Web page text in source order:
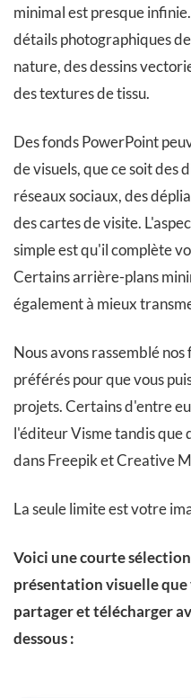
minimal est presque
détails photographiques
nature, des dessins
des textures de tissu.
Des fonds PowerPoint
de visuels, que ce soit des
réseaux sociaux, des
des cartes de visite.
simple est qu'il complète
Certains arrière-plans
également à mieux
Nous avons rassemblé
préférés pour que vous
projets. Certains d'entre
l'éditeur Visme tandis que
dans Freepik et Creative
La seule limite est votre
Voici une courte
présentation visuelle
partager et télécharger
dessous :